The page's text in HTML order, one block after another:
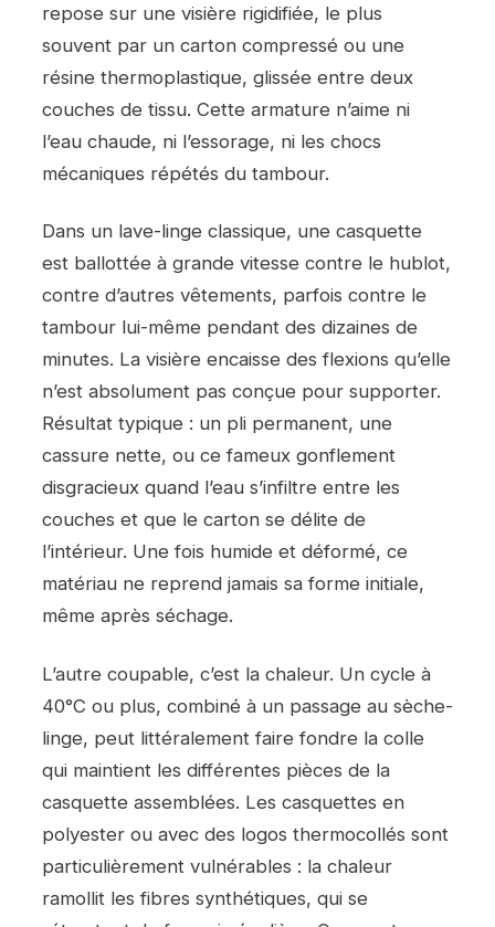
repose sur une visière rigidifiée, le plus
souvent par un carton compressé ou une
résine thermoplastique, glissée entre deux
couches de tissu. Cette armature n’aime ni
l’eau chaude, ni l’essorage, ni les chocs
mécaniques répétés du tambour.
Dans un lave-linge classique, une casquette
est ballottée à grande vitesse contre le hublot,
contre d’autres vêtements, parfois contre le
tambour lui-même pendant des dizaines de
minutes. La visière encaisse des flexions qu’elle
n’est absolument pas conçue pour supporter.
Résultat typique : un pli permanent, une
cassure nette, ou ce fameux gonflement
disgracieux quand l’eau s’infiltre entre les
couches et que le carton se délite de
l’intérieur. Une fois humide et déformé, ce
matériau ne reprend jamais sa forme initiale,
même après séchage.
L’autre coupable, c’est la chaleur. Un cycle à
40°C ou plus, combiné à un passage au sèche-
linge, peut littéralement faire fondre la colle
qui maintient les différentes pièces de la
casquette assemblées. Les casquettes en
polyester ou avec des logos thermocollés sont
particulièrement vulnérables : la chaleur
ramollit les fibres synthétiques, qui se